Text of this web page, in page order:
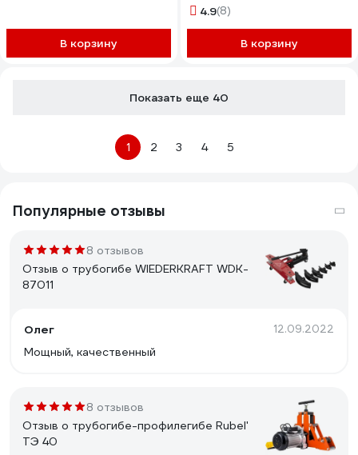
W22A(19376)
В корзину
PP02060331
4.9(8)
В корзину
Показать еще 40
1 2 3 4 5
Популярные отзывы
8 отзывов
Отзыв о трубогибе WIEDERKRAFT WDK-
87011
Олег 12.09.2022
Мощный, качественный
8 отзывов
Отзыв о трубогибе-профилегибе Rubel'
ТЭ 40